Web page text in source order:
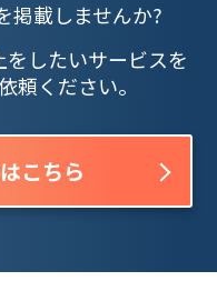
掲載しませんか?
したいサービスを
頼ください。
こちら